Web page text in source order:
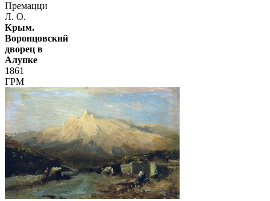
Премацци
Л. О.
Крым.
Воронцовский
дворец в
Алупке
1861
ГРМ